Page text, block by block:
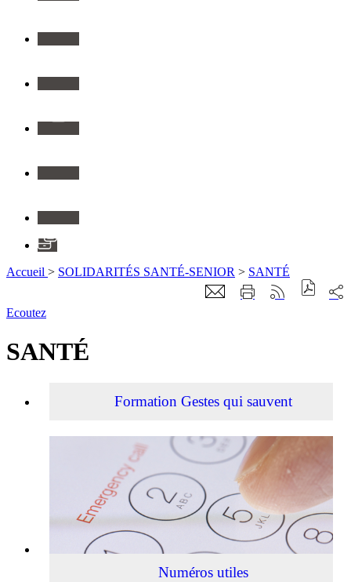
Accueil > SOLIDARITÉS SANTÉ-SENIOR > SANTÉ
Ecoutez
SANTÉ
Formation Gestes qui sauvent
Numéros utiles